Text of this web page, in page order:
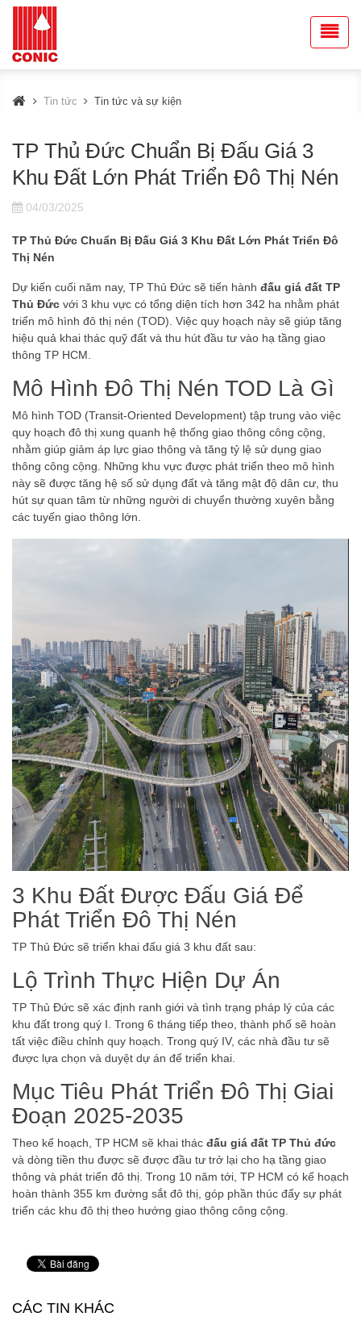
Tin tức Tin tức và sự kiện
TP Thủ Đức Chuẩn Bị Đấu Giá 3
Khu Đất Lớn Phát Triển Đô Thị Nén
04/03/2025
TP Thủ Đức Chuẩn Bị Đấu Giá 3 Khu Đất Lớn Phát Triển Đô
Thị Nén
Dự kiến cuối năm nay, TP Thủ Đức sẽ tiến hành đấu giá đất TP
Thủ Đức với 3 khu vực có tổng diện tích hơn 342 ha nhằm phát
triển mô hình đô thị nén (TOD). Việc quy hoạch này sẽ giúp tăng
hiệu quả khai thác quỹ đất và thu hút đầu tư vào hạ tầng giao
thông TP HCM.
Mô Hình Đô Thị Nén TOD Là Gì
Mô hình TOD (Transit-Oriented Development) tập trung vào việc
quy hoạch đô thị xung quanh hệ thống giao thông công cộng,
nhằm giúp giảm áp lực giao thông và tăng tỷ lệ sử dụng giao
thông công cộng. Những khu vực được phát triển theo mô hình
này sẽ được tăng hệ số sử dụng đất và tăng mật độ dân cư, thu
hút sự quan tâm từ những người di chuyển thường xuyên bằng
các tuyến giao thông lớn.
3 Khu Đất Được Đấu Giá Để
Phát Triển Đô Thị Nén
TP Thủ Đức sẽ triển khai đấu giá 3 khu đất sau:
Lộ Trình Thực Hiện Dự Án
TP Thủ Đức sẽ xác định ranh giới và tình trạng pháp lý của các
khu đất trong quý I. Trong 6 tháng tiếp theo, thành phố sẽ hoàn
tất việc điều chỉnh quy hoạch. Trong quý IV, các nhà đầu tư sẽ
được lựa chọn và duyệt dự án để triển khai.
Mục Tiêu Phát Triển Đô Thị Giai
Đoạn 2025-2035
Theo kế hoạch, TP HCM sẽ khai thác đấu giá đất TP Thủ đức
và dòng tiền thu được sẽ được đầu tư trở lại cho hạ tầng giao
thông và phát triển đô thị. Trong 10 năm tới, TP HCM có kế hoạch
hoàn thành 355 km đường sắt đô thị, góp phần thúc đẩy sự phát
triển các khu đô thị theo hướng giao thông công cộng.
CÁC TIN KHÁC